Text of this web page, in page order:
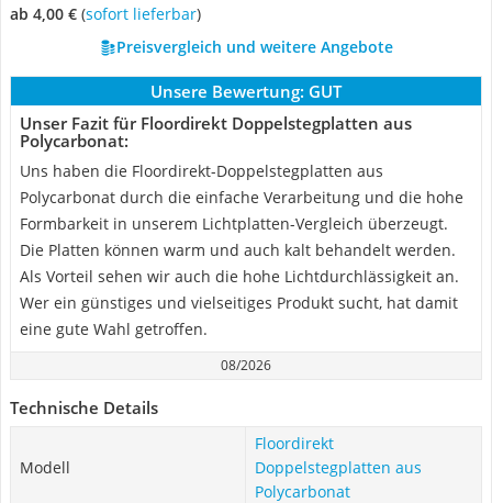
ab 4,00 € ( Sofort lieferbar)
Preisvergleich und weitere Angebote
Unsere Bewertung: GUT
Unser Fazit für Floordirekt Doppelstegplatten aus
Polycarbonat:
Uns haben die Floordirekt-Doppelstegplatten aus
Polycarbonat durch die einfache Verarbeitung und die hohe
Formbarkeit in unserem Lichtplatten-Vergleich überzeugt.
Die Platten können warm und auch kalt behandelt werden.
Als Vorteil sehen wir auch die hohe Lichtdurchlässigkeit an.
Wer ein günstiges und vielseitiges Produkt sucht, hat damit
eine gute Wahl getroffen.
08/2026
Technische Details
Modell
Floordirekt
Doppelstegplatten aus
Polycarbonat